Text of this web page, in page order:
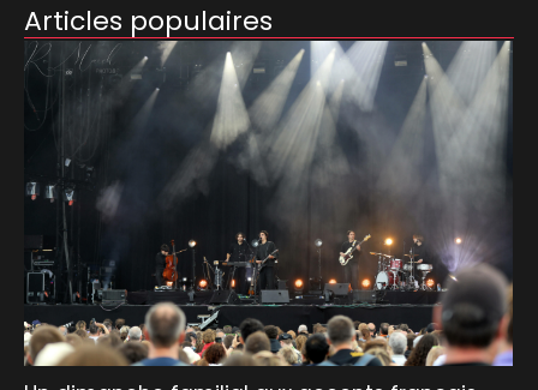
Articles populaires